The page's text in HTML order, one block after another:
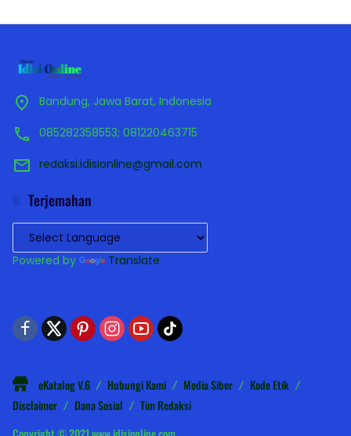
Bandung, Jawa Barat, Indonesia
085282358553; 081220463715
redaksi.idisionline@gmail.com
Terjemahan
Powered by Translate
eKatalog V.6 Hubungi Kami Media Siber
Kode Etik
Disclaimer
Dana Sosial
Tim Redaksi